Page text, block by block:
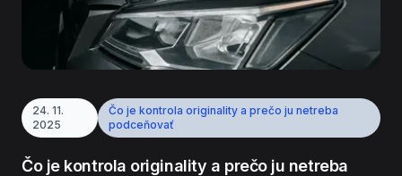
24. 11.
2025
Čo je kontrola originality a prečo ju netreba
podceňovať
Čo je kontrola originality a prečo ju netreba